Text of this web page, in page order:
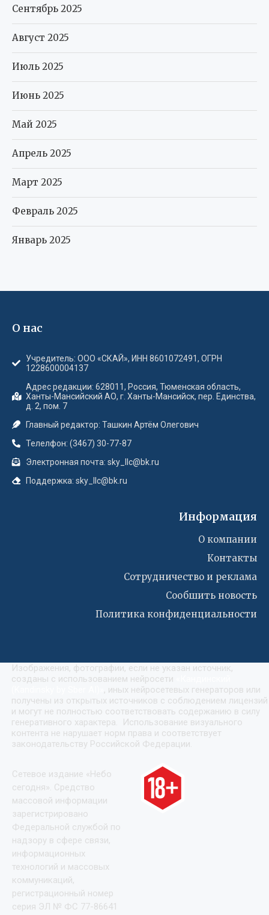
Сентябрь 2025
Август 2025
Июль 2025
Июнь 2025
Май 2025
Апрель 2025
Март 2025
Февраль 2025
Январь 2025
О нас
Учредитель: ООО «СКАЙ», ИНН 8601072491, ОГРН
1228600004137
Адрес редакции: 628011, Россия, Тюменская область,
Ханты-Мансийский АО, г. Ханты-Мансийск, пер. Единства,
д. 2, пом. 7
Главный редактор: Ташкин Артём Олегович
Телелфон: (3467) 30-77-87
Электронная почта: sky_llc@bk.ru
Поддержка: sky_llc@bk.ru
Информация
О компании
Контакты
Сотрудничество и реклама
Сообшить новость
Политика конфиденциальности
Изображения, фотографии, если не указан источник,
созданы с использованием нейросети
, иных нейросетевых генераторов или
получены из открытых источников с соблюдением лицензий
и могут не полностью соответствовать содержанию в силу
генеративного характера. Использование визуального
контента не нарушает норм права и соответствует
законодательству Российской Федерации.
Сетевое издание «Небо
сегодня». Средство
массовой информации
зарегистрировано
Федеральной службой по
надзору в сфере связи,
информационных
технологий и массовых
коммуникаций,
регистрационный номер
серия ЭЛ № ФС 77-86641